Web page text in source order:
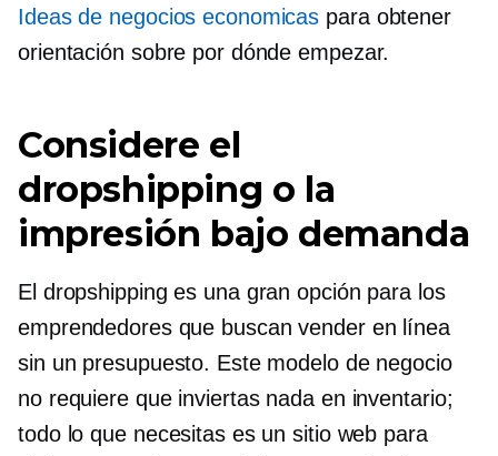
Ideas de negocios economicas para obtener
orientación sobre por dónde empezar.
Considere el
dropshipping o la
impresión bajo demanda
El dropshipping es una gran opción para los
emprendedores que buscan vender en línea
sin un presupuesto. Este modelo de negocio
no requiere que inviertas nada en inventario;
todo lo que necesitas es un sitio web para